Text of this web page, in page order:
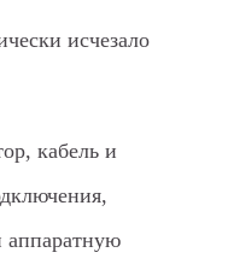
исчезало
кабель и